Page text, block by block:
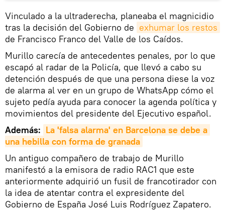
Vinculado a la ultraderecha, planeaba el magnicidio
tras la decisión del Gobierno de exhumar los restos
de Francisco Franco del Valle de los Caídos.
Murillo carecía de antecedentes penales, por lo que
escapó al radar de la Policía, que llevó a cabo su
detención después de que una persona diese la voz
de alarma al ver en un grupo de WhatsApp cómo el
sujeto pedía ayuda para conocer la agenda política y
movimientos del presidente del Ejecutivo español.
Además: La 'falsa alarma' en Barcelona se debe a
una hebilla con forma de granada
Un antiguo compañero de trabajo de Murillo
manifestó a la emisora de radio RAC1 que este
anteriormente adquirió un fusil de francotirador con
la idea de atentar contra el expresidente del
Gobierno de España José Luis Rodríguez Zapatero.